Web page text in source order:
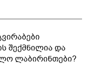
შექმნილია და
ლაბირინთები?